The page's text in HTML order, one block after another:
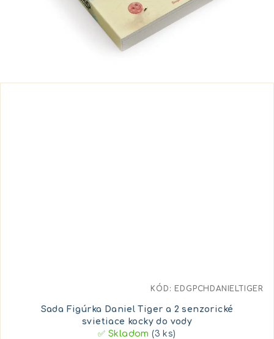
Sada Figúrka Daniel Tiger a 2 senzorické
svietiace kocky do vody
✅ Skladom(3 ks)
KÓD: EDGPCHDANIELTIGER